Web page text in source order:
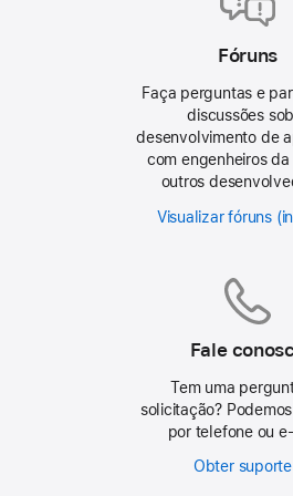
Fóruns
Faça perguntas e
discussões
desenvolvimento de
com engenheiros
outros
Visualizar fóruns
Fale
Tem uma
solicitação?
por telefone ou
Obter suporte